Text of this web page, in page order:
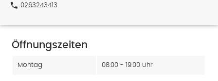
phone 0263243413
Öffnungszeiten
Montag 08:00 - 19:00 Uhr